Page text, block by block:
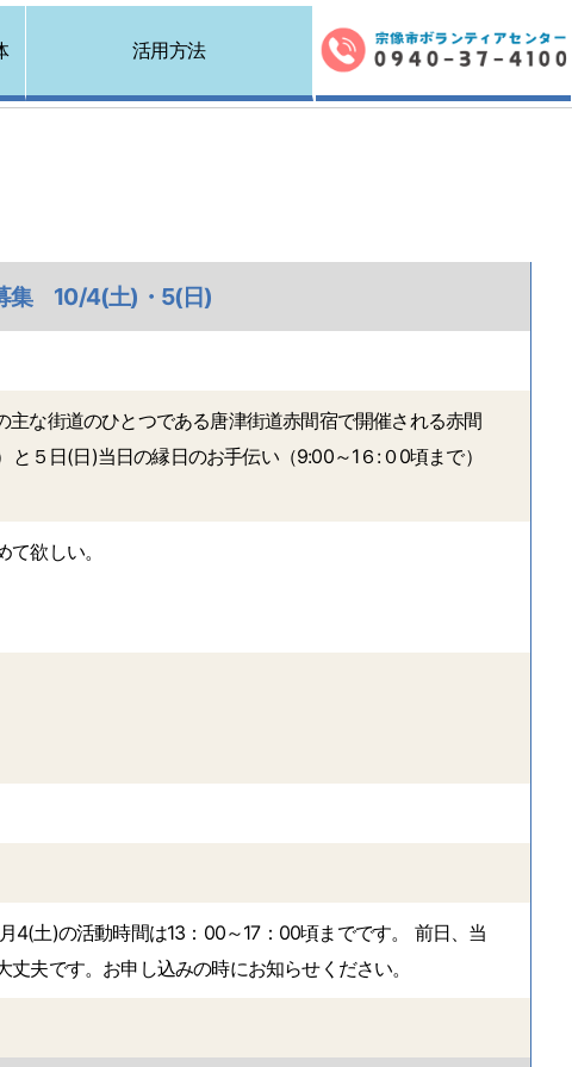
活用方法
集 10/4(土)・5(日)
な街道のひとつである唐津街道赤間宿で開催される赤間
５日(日)当日の縁日のお手伝い（9:00～1６:０0頃まで）
欲しい。
4(土)の活動時間は13：00～17：00頃までです。 前日、当
夫です。お申し込みの時にお知らせください。